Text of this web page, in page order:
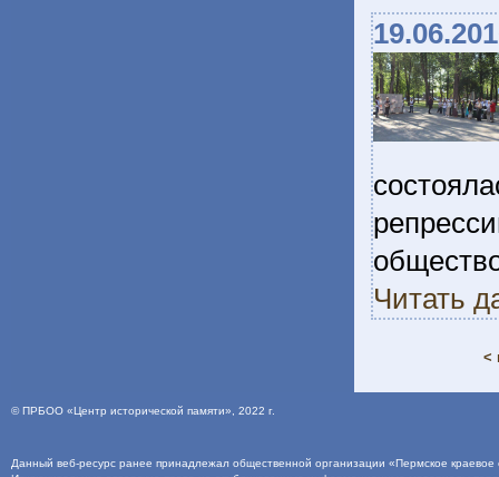
Читать
<
©ПРБОО «Центр исторической памяти» , 2022 г.
Данный веб-ресурс ранее принадлежал общественной организации «Пермское